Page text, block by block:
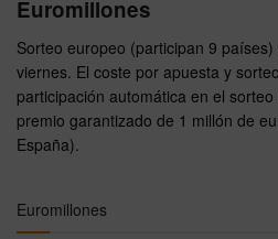
Euromillones
Sorteo europeo (participan 9
viernes. El coste por apuesta y
participación automática en el
premio garantizado de 1 millón de
España).
Euromillones